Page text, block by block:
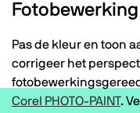
Fotobewerking
Pas de kleur en toon
corrigeer het
Corel PHOTO-PAINT.